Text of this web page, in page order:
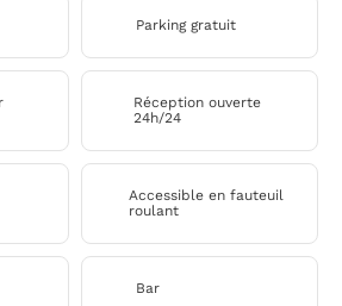
Parking gratuit
Réception ouverte
24h/24
Accessible en fauteuil
roulant
Bar